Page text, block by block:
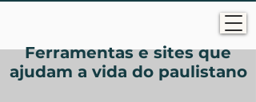
Ferramentas e sites que
ajudam a vida do paulistano